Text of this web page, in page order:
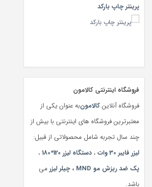
پرینتر چاپ بارکد
فروشگاه اینترنتی کالامون
فروشگاه آنلاینکالامونبه عنوان یکی از
معتبرترین فروشگاه های اینترنتی با بیش از
چند سال تجربه شامل محصولاتی از قبیل:
لیزر فایبر 30 وات
، دستگاه لیزر 120*180
،
پک ضد ریزش مو MND
، چیلر لیزر می
باشد.